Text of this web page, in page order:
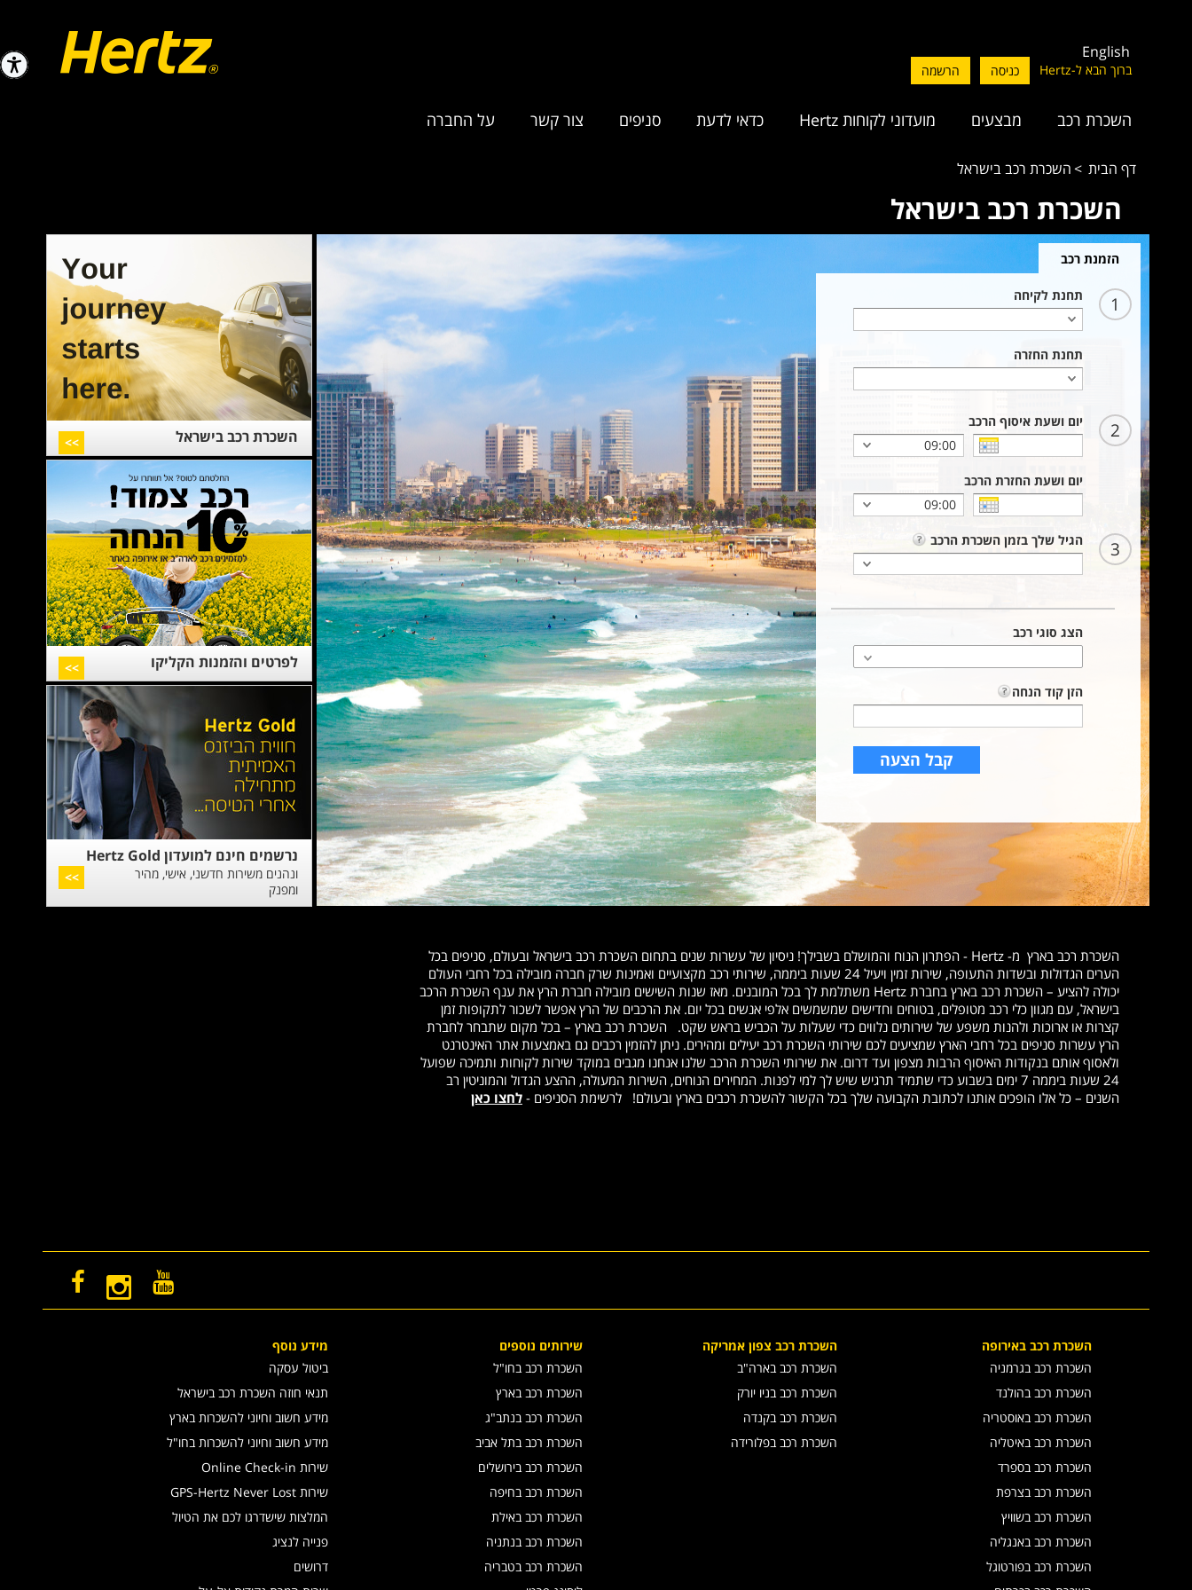
ברוך הבא ל-Hertz כניסה הרשמה
English
השכרת רכב מבצעים מועדוני לקוחות Hertz כדאי לדעת סניפים צור קשר על החברה
דף הבית השכרת רכב בישראל
השכרת רכב בישראל
הזמנת רכב
1 תחנת לקיחה
תחנת החזרה
2 יום ושעת איסוף הרכב
יום ושעת החזרת הרכב
3 הגיל שלך בזמן השכרת הרכב
הצג סוגי רכב
הזן קוד הנחה
קבל הצעה
השכרת רכב בישראל >>
לפרטים והזמנות הקליקו >>
נרשמים חינם למועדון Hertz Gold
ונהנים משירות חדשני, אישי, מהיר
ומפנק
>>
השכרת רכב בארץ מ- Hertz - הפתרון הנוח והמושלם בשבילך! ניסיון של עשרות שנים בתחום השכרת רכב בישראל ובעולם, סניפים בכל
הערים הגדולות ובשדות התעופה, שירות זמין ויעיל 24 שעות ביממה, שירותי רכב מקצועיים ואמינות שרק חברה מובילה בכל רחבי העולם
יכולה להציע – השכרת רכב בארץ בחברת Hertz משתלמת לך בכל המובנים. מאז שנות השישים מובילה חברת הרץ את ענף השכרת הרכב
בישראל, עם מגוון כלי רכב מטופלים, בטוחים וחדישים שמשמשים אלפי אנשים בכל יום. את הרכבים של הרץ אפשר לשכור לתקופות זמן
קצרות או ארוכות ולהנות משפע של שירותים נלווים כדי שעלות על הכביש בראש שקט. השכרת רכב בארץ – בכל מקום שתבחר לחברת
הרץ עשרות סניפים בכל רחבי הארץ שמציעים לכם שירותי השכרת רכב יעילים ומהירים. ניתן להזמין רכבים גם באמצעות אתר האינטרנט
ולאסוף אותם בנקודות האיסוף הרבות מצפון ועד דרום. את שירותי השכרת הרכב שלנו אנחנו מגבים במוקד שירות לקוחות ותמיכה שפועל
24 שעות ביממה 7 ימים בשבוע כדי שתמיד תרגיש שיש לך למי לפנות. המחירים הנוחים, השירות המעולה, ההצע הגדול והמוניטין רב
השנים – כל אלו הופכים אותנו לכתובת הקבועה שלך בכל הקשור להשכרת רכבים בארץ ובעולם! לרשימת הסניפים - לחצו כאן
השכרת רכב באירופה
השכרת רכב בגרמניה
השכרת רכב בהולנד
השכרת רכב באוסטריה
השכרת רכב באיטליה
השכרת רכב בספרד
השכרת רכב בצרפת
השכרת רכב בשוויץ
השכרת רכב באנגליה
השכרת רכב בפורטוגל
השכרת רכב צפון אמריקה
השכרת רכב בארה"ב
השכרת רכב בניו יורק
השכרת רכב בקנדה
השכרת רכב בפלורידה
שירותים נוספים
השכרת רכב בחו"ל
השכרת רכב בארץ
השכרת רכב בנתב"ג
השכרת רכב בתל אביב
השכרת רכב בירושלים
השכרת רכב בחיפה
השכרת רכב באילת
השכרת רכב בנתניה
השכרת רכב בטבריה
מידע נוסף
ביטול עסקה
תנאי חוזה השכרת רכב בישראל
מידע חשוב וחיוני להשכרות בארץ
מידע חשוב וחיוני להשכרות בחו"ל
שירות Online Check-in
שירות GPS-Hertz Never Lost
המלצות שישדרגו לכם את הטיול
פנייה לנציג
דרושים